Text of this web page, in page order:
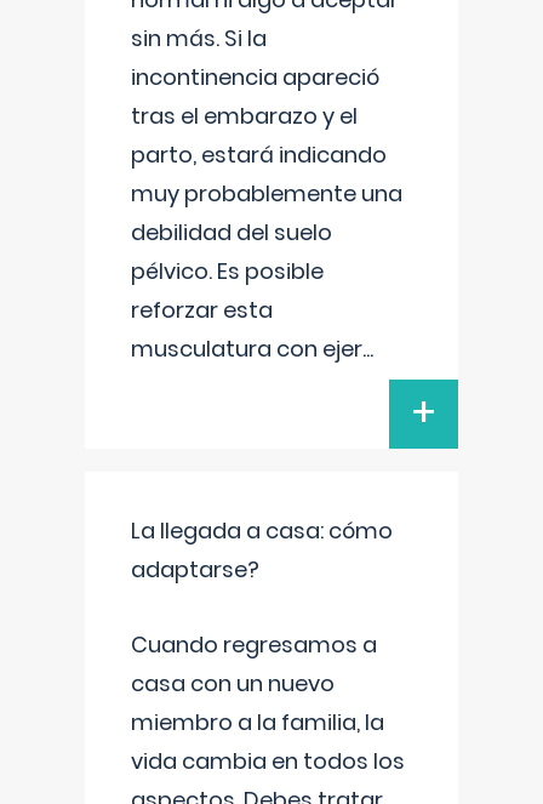
sin más. Si la
incontinencia apareció
tras el embarazo y el
parto, estará indicando
muy probablemente una
debilidad del suelo
pélvico. Es posible
reforzar esta
musculatura con ejer...
+
La llegada a casa: cómo
adaptarse?
Cuando regresamos a
casa con un nuevo
miembro a la familia, la
vida cambia en todos los